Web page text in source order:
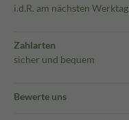
i.d.R. am nächsten Werktag
Zahlarten
sicher und bequem
Bewerte uns